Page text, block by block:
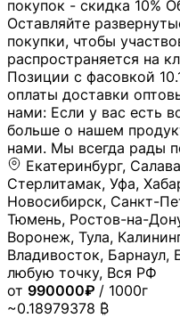
покупок - скидка 10%
Оставляйте
покупки, чтобы
распространяется на
Позиции с фасовкой
оплаты доставки
нами: Если у вас есть
больше о нашем
нами. Мы всегда рады
Екатеринбург,
Стерлитамак, Уфа,
Новосибирск, Санкт-
Тюмень, Ростов-на-
Воронеж, Тула,
Владивосток, Барнаул,
любую точку, Вся РФ
от 990000₽ / 1000г
~0.18979378 ₿